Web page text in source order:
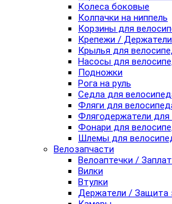
Колеса боковые
Колпачки на ниппель
Корзины для
Крепежи / Держатели
Крылья для
Насосы для
Подножки
Рога на руль
Седла для
Фляги для
Флягодержатели для
Фонари для
Шлемы для
Велозапчасти
Велоаптечки /
Вилки
Втулки
Держатели / Защита